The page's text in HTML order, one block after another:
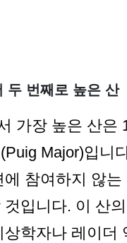
두 번째로 높은 산
가장 높은 산은
Major)입니
참여하지 않는
것입니다. 이 산
상학자나 레이더